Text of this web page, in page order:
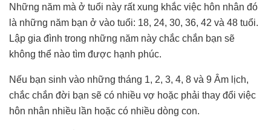
Những năm mà ở tuổi này rất xung khắc việc hôn nhân đó
là những năm bạn ở vào tuổi: 18, 24, 30, 36, 42 và 48 tuổi.
Lập gia đình trong những năm này chắc chắn bạn sẽ
không thể nào tìm được hạnh phúc.
Nếu bạn sinh vào những tháng 1, 2, 3, 4, 8 và 9 Âm lịch,
chắc chắn đời bạn sẽ có nhiều vợ hoặc phải thay đổi việc
hôn nhân nhiều lần hoặc có nhiều dòng con.